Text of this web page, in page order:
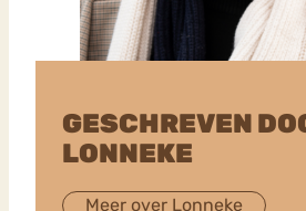
GESCHREVEN
LONNEKE
Meer over Lonneke